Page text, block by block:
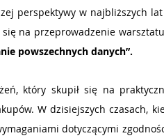
perspektywy w najbliższych lat
na przeprowadzenie
powszechnych danych”.
który skupił się na
W dzisiejszych czasach,
dotyczącymi